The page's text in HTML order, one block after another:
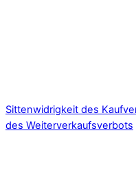
Sittenwidrigkeit des
des Weiterverkaufsverbots